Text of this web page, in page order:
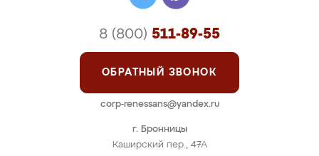
г. Бронницы
Каширский пер., 47А
8 (800) 511-89-55
ОБРАТНЫЙ ЗВОНОК
corp-renessans@yandex.ru